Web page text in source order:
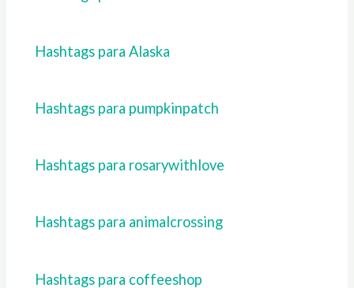
Hashtags para Alaska
Hashtags para pumpkinpatch
Hashtags para rosarywithlove
Hashtags para animalcrossing
Hashtags para coffeeshop